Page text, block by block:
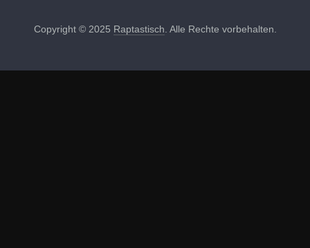
Copyright © 2025 Raptastisch . Alle Rechte vorbehalten.